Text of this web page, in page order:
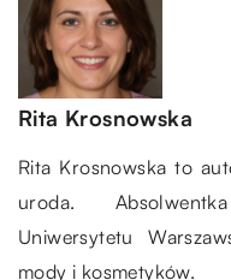
Rita Krosnowska
Rita Krosnowska to
uroda.
Uniwersytetu
mody i kosmetyków.